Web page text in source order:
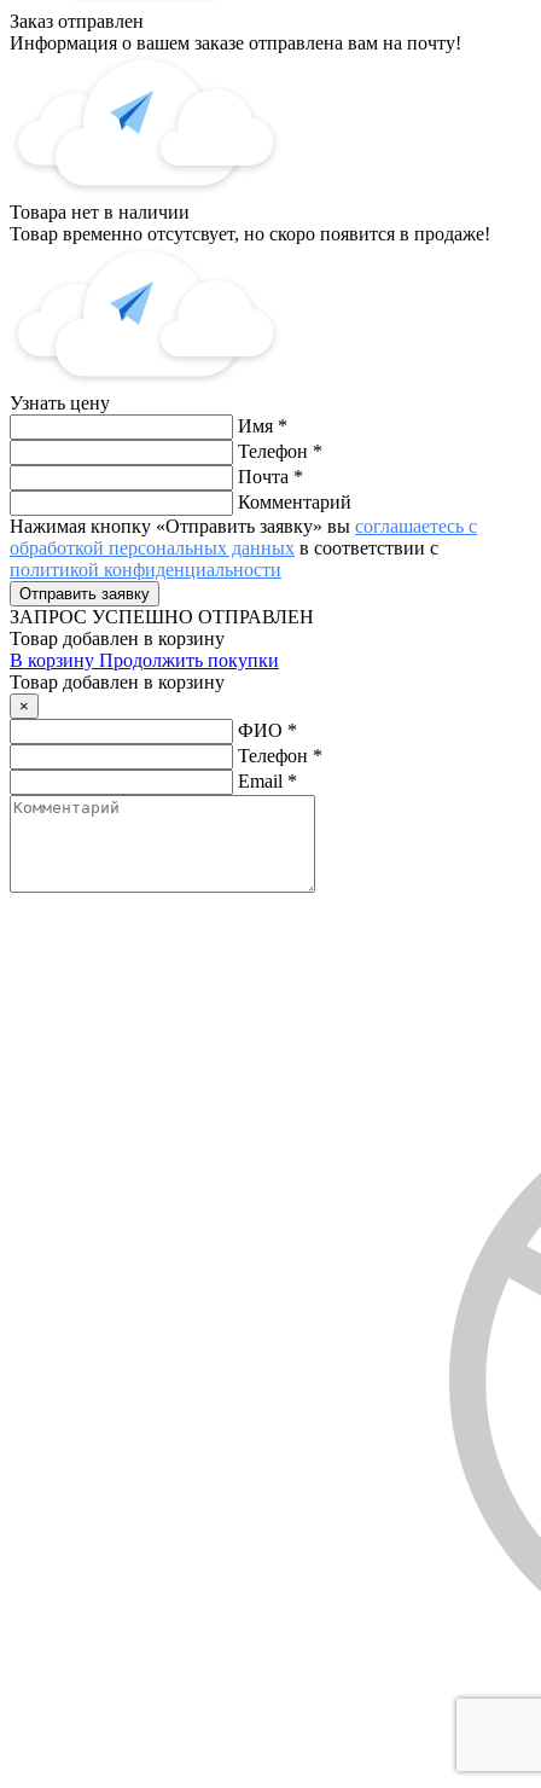
Заказ отправлен
Информация о вашем заказе отправлена вам на почту!
Товара нет в наличии
Товар временно отсутсвует, но скоро появится в продаже!
Узнать цену
Имя *
Телефон *
Почта *
Комментарий
Нажимая кнопку «Отправить заявку» вы соглашаетесь с
обработкой персональных данных в соответствии с
политикой конфиденциальности
ЗАПРОС УСПЕШНО ОТПРАВЛЕН
Товар добавлен в корзину
В корзину Продолжить покупки
Товар добавлен в корзину
×
ФИО *
Телефон *
Email *